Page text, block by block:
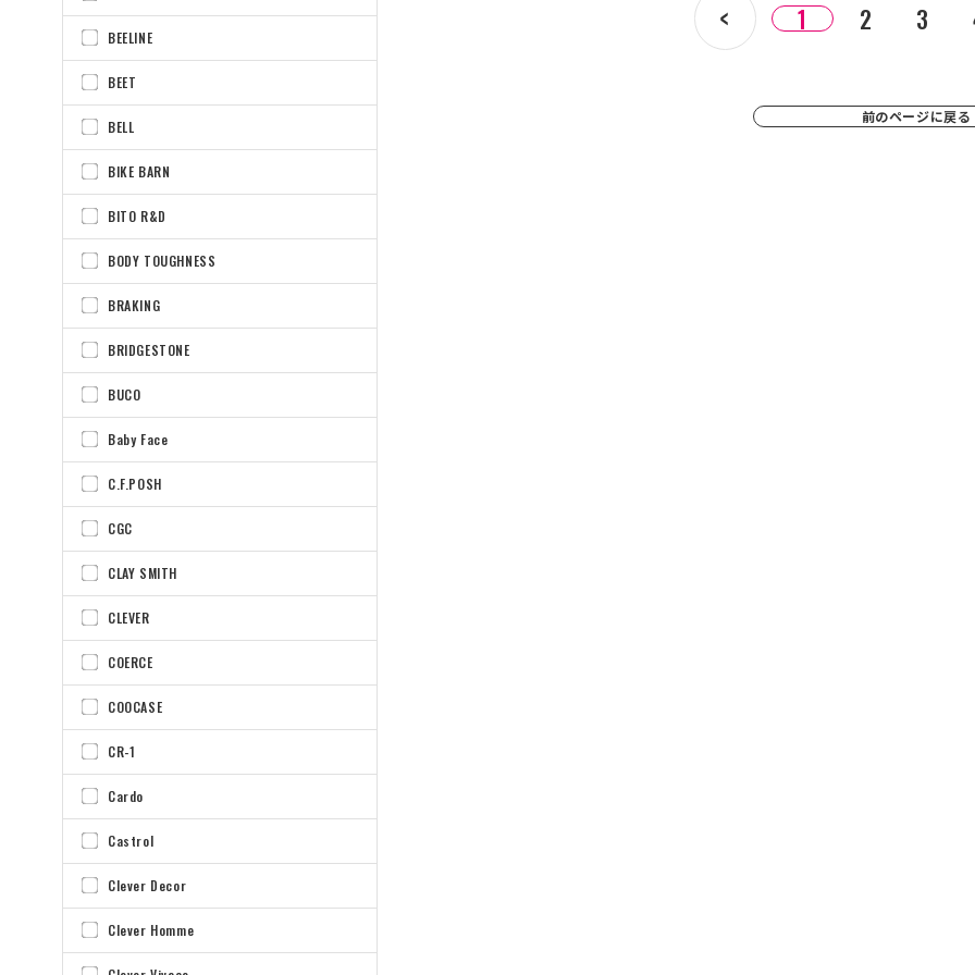
BEELINE
BEET
BELL
BIKE BARN
BITO R&D
BODY TOUGHNESS
BRAKING
BRIDGESTONE
BUCO
Baby Face
C.F.POSH
CGC
CLAY SMITH
CLEVER
COERCE
COOCASE
CR-1
Cardo
Castrol
Clever Decor
Clever Homme
1 2 3
前のページに戻る